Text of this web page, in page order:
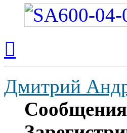
началу
Дмитрий